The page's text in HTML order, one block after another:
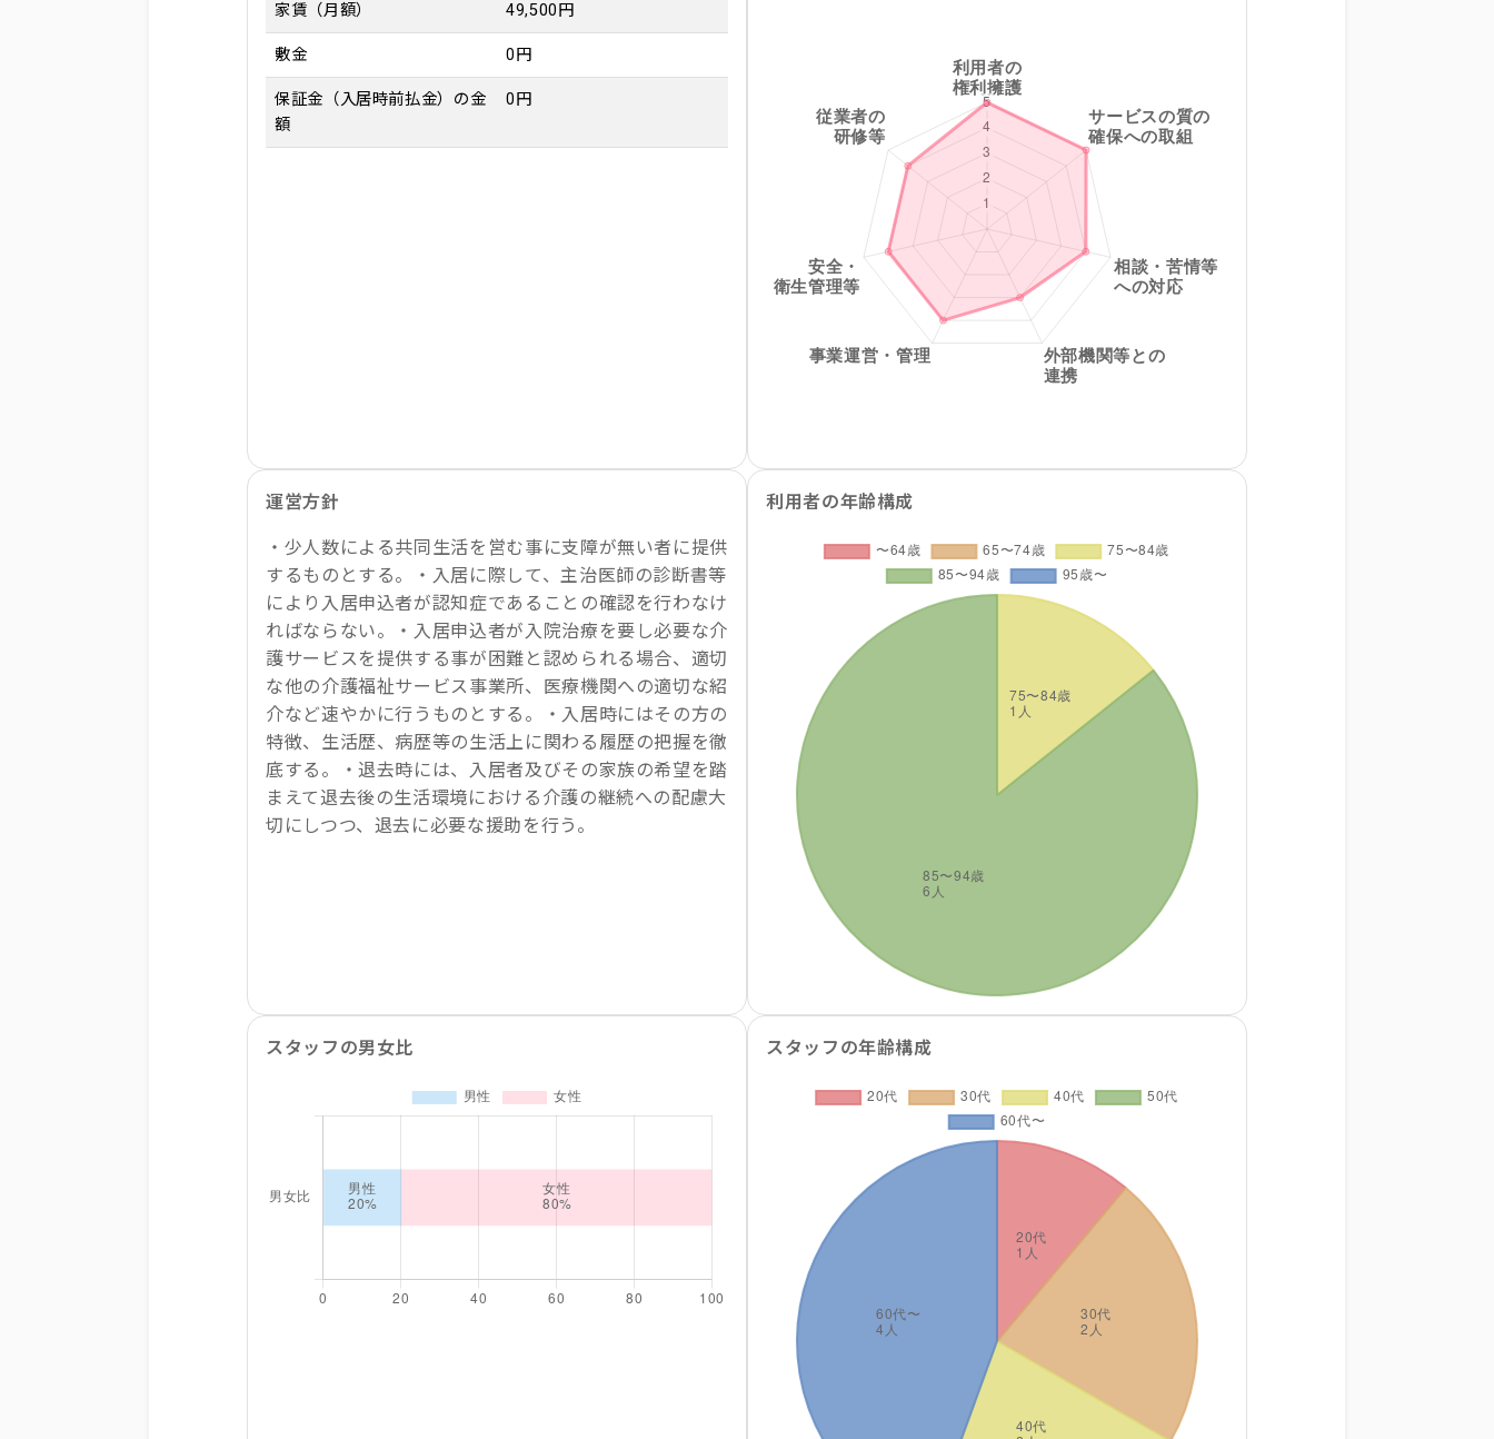
家賃（月額） 49,500円
敷金 0円
保証金（入居時前払金）の金
額
0円
運営方針
・少人数による共同生活を営む事に支障が無い者に提供
するものとする。・入居に際して、主治医師の診断書等
により入居申込者が認知症であることの確認を行わなけ
ればならない。・入居申込者が入院治療を要し必要な介
護サービスを提供する事が困難と認められる場合、適切
な他の介護福祉サービス事業所、医療機関への適切な紹
介など速やかに行うものとする。・入居時にはその方の
特徴、生活歴、病歴等の生活上に関わる履歴の把握を徹
底する。・退去時には、入居者及びその家族の希望を踏
まえて退去後の生活環境における介護の継続への配慮大
切にしつつ、退去に必要な援助を行う。
利用者の年齢構成
スタッフの男女比 スタッフの年齢構成